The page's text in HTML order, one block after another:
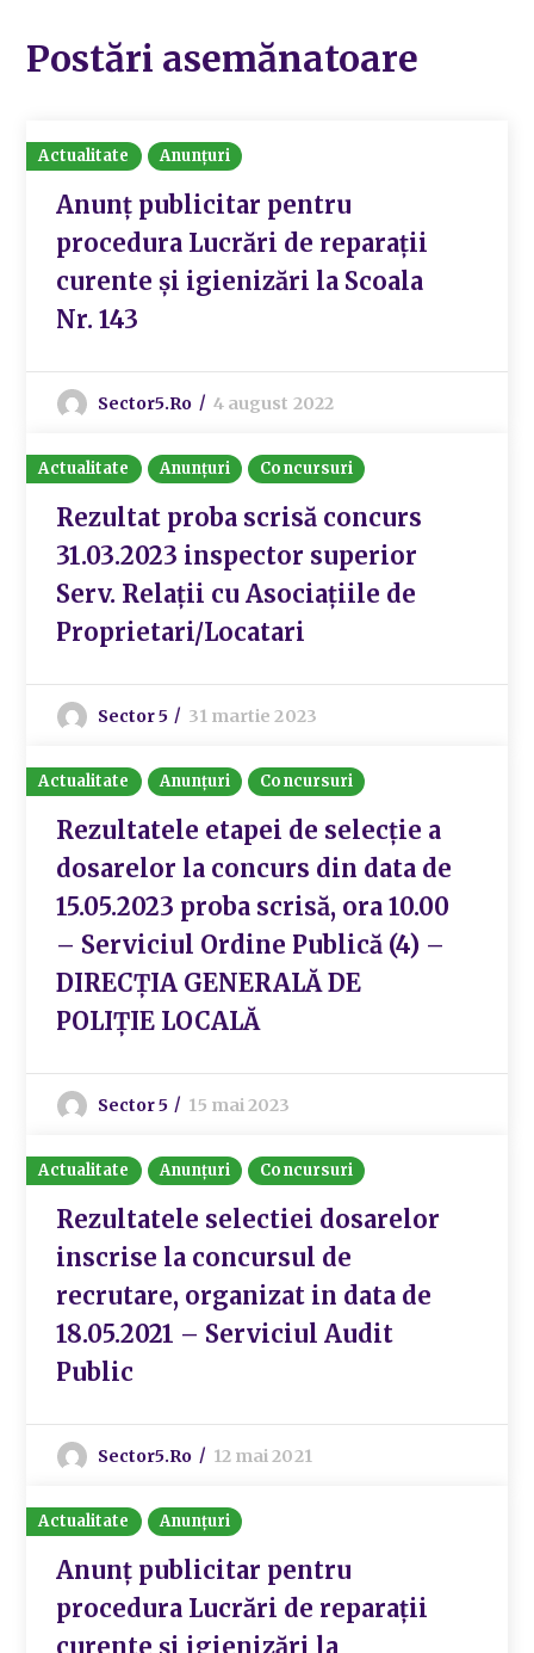
Postări asemănatoare
Actualitate Anunțuri
Anunț publicitar pentru
procedura Lucrări de reparații
curente și igienizări la Scoala
Nr. 143
Sector5.ro 4 august 2022
Actualitate Anunțuri Concursuri
Rezultat proba scrisă concurs
31.03.2023 inspector superior
Serv. Relații cu Asociațiile de
Proprietari/Locatari
Sector 5 31 martie 2023
Actualitate Anunțuri Concursuri
Rezultatele etapei de selecție a
dosarelor la concurs din data de
15.05.2023 proba scrisă, ora 10.00
– Serviciul Ordine Publică (4) –
DIRECȚIA GENERALĂ DE
POLIȚIE LOCALĂ
Sector 5 15 mai 2023
Actualitate Anunțuri Concursuri
Rezultatele selectiei dosarelor
inscrise la concursul de
recrutare, organizat in data de
18.05.2021 – Serviciul Audit
Public
Sector5.ro 12 mai 2021
Actualitate Anunțuri
Anunț publicitar pentru
procedura Lucrări de reparații
curente și igienizări la